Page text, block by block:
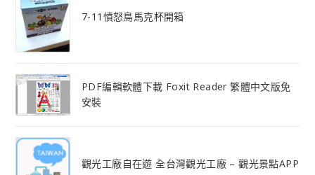
7-11憤怒鳥馬克杯開箱
PDF編輯軟體下載 Foxit Reader 繁體中文版免
安裝
觀光工廠自在遊 全台灣觀光工廠 – 觀光景點APP